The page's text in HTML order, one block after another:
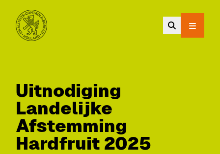
Uitnodiging
Landelijke
Afstemming
Hardfruit 2025